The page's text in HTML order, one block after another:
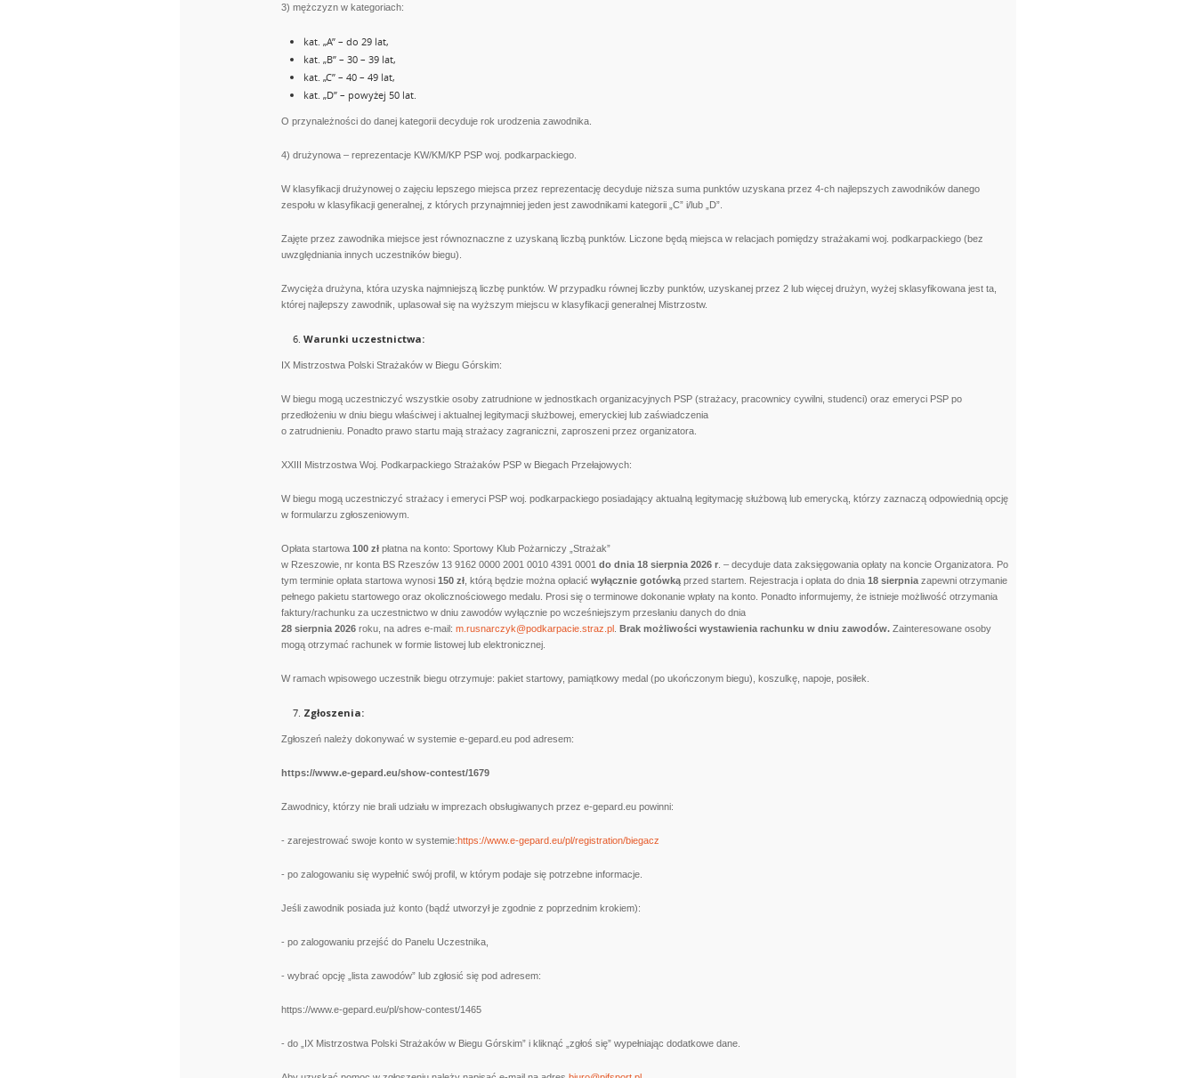
3) mężczyzn w kategoriach:
kat. „A” – do 29 lat,
kat. „B” – 30 – 39 lat,
kat. „C” – 40 – 49 lat,
kat. „D” – powyżej 50 lat.
O przynależności do danej kategorii decyduje rok urodzenia zawodnika.
4) drużynowa – reprezentacje KW/KM/KP PSP woj. podkarpackiego.
W klasyfikacji drużynowej o zajęciu lepszego miejsca przez reprezentację decyduje niższa suma punktów uzyskana przez 4-ch najlepszych zawodników danego
zespołu w klasyfikacji generalnej, z których przynajmniej jeden jest zawodnikami kategorii „C” i/lub „D”.
Zajęte przez zawodnika miejsce jest równoznaczne z uzyskaną liczbą punktów. Liczone będą miejsca w relacjach pomiędzy strażakami woj. podkarpackiego (bez
uwzględniania innych uczestników biegu).
Zwycięża drużyna, która uzyska najmniejszą liczbę punktów. W przypadku równej liczby punktów, uzyskanej przez 2 lub więcej drużyn, wyżej sklasyfikowana jest ta,
której najlepszy zawodnik, uplasował się na wyższym miejscu w klasyfikacji generalnej Mistrzostw.
Warunki uczestnictwa:
IX Mistrzostwa Polski Strażaków w Biegu Górskim:
W biegu mogą uczestniczyć wszystkie osoby zatrudnione w jednostkach organizacyjnych PSP (strażacy, pracownicy cywilni, studenci) oraz emeryci PSP po
przedłożeniu w dniu biegu właściwej i aktualnej legitymacji służbowej, emeryckiej lub zaświadczenia
o zatrudnieniu. Ponadto prawo startu mają strażacy zagraniczni, zaproszeni przez organizatora.
XXIII Mistrzostwa Woj. Podkarpackiego Strażaków PSP w Biegach Przełajowych:
W biegu mogą uczestniczyć strażacy i emeryci PSP woj. podkarpackiego posiadający aktualną legitymację służbową lub emerycką, którzy zaznaczą odpowiednią opcję
w formularzu zgłoszeniowym.
Opłata startowa 100 zł płatna na konto: Sportowy Klub Pożarniczy „Strażak”
w Rzeszowie, nr konta BS Rzeszów 13 9162 0000 2001 0010 4391 0001 do dnia 18 sierpnia 2026 r . – decyduje data zaksięgowania opłaty na koncie Organizatora. Po
tym terminie opłata startowa wynosi 150 zł , którą będzie można opłacić wyłącznie gotówką przed startem. Rejestracja i opłata do dnia 18 sierpnia zapewni otrzymanie
pełnego pakietu startowego oraz okolicznościowego medalu. Prosi się o terminowe dokonanie wpłaty na konto. Ponadto informujemy, że istnieje możliwość otrzymania
faktury/rachunku za uczestnictwo w dniu zawodów wyłącznie po wcześniejszym przesłaniu danych do dnia
28 sierpnia 2026 roku, na adres e-mail: m.rusnarczyk@podkarpacie.straz.pl Brak możliwości wystawienia rachunku w dniu zawodów. Zainteresowane osoby
mogą otrzymać rachunek w formie listowej lub elektronicznej.
W ramach wpisowego uczestnik biegu otrzymuje: pakiet startowy, pamiątkowy medal (po ukończonym biegu), koszulkę, napoje, posiłek.
Zgłoszenia:
Zgłoszeń należy dokonywać w systemie e-gepard.eu pod adresem:
https://www.e-gepard.eu/show-contest/1679
Zawodnicy, którzy nie brali udziału w imprezach obsługiwanych przez e-gepard.eu powinni:
- zarejestrować swoje konto w systemie:https://www.e-gepard.eu/pl/registration/biegacz
- po zalogowaniu się wypełnić swój profil, w którym podaje się potrzebne informacje.
Jeśli zawodnik posiada już konto (bądź utworzył je zgodnie z poprzednim krokiem):
- po zalogowaniu przejść do Panelu Uczestnika,
- wybrać opcję „lista zawodów” lub zgłosić się pod adresem:
https://www.e-gepard.eu/pl/show-contest/1465
- do „IX Mistrzostwa Polski Strażaków w Biegu Górskim” i kliknąć „zgłoś się” wypełniając dodatkowe dane.